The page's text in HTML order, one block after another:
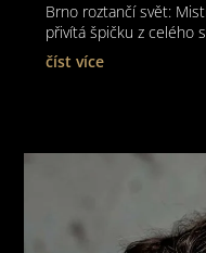
Brno roztančí svět:
přivítá špičku z celého
číst více